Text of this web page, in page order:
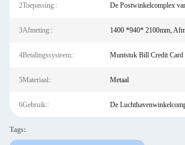
2Toepassing:: De Postwinkelcomplex
3Afmeting:: 1400 *940* 2100mm,
4Betalingssysteem:: Muntstuk Bill Credit Card
5Materiaal:: Metaal
6Gebruik:: De
Tags: